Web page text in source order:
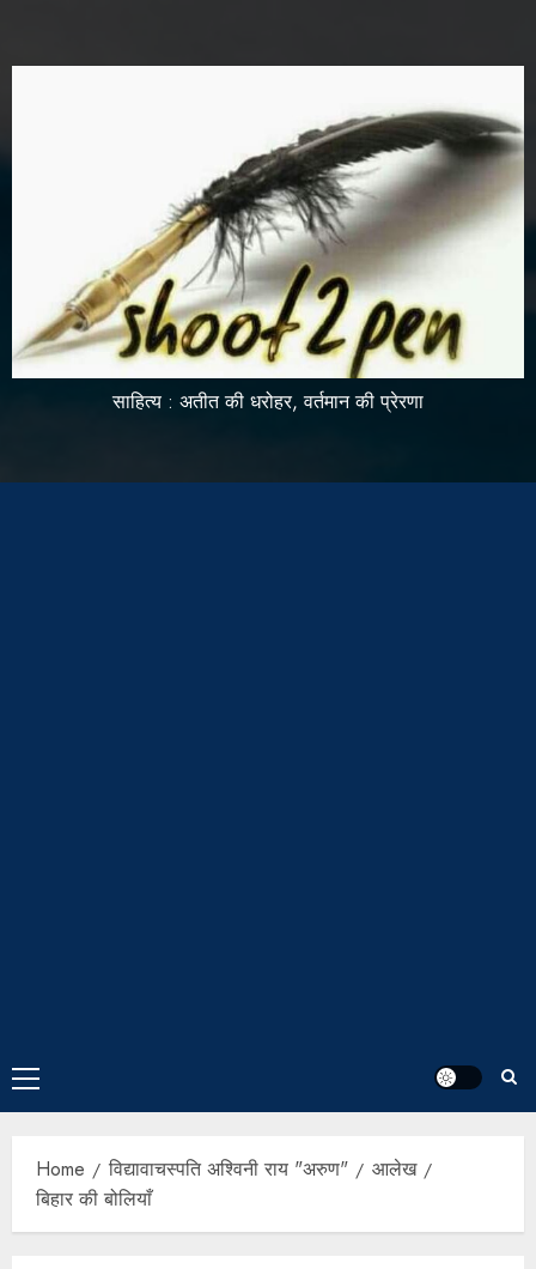
साहित्य : अतीत की धरोहर, वर्तमान की प्रेरणा
Home विद्यावाचस्पति अश्विनी राय "अरुण"
आलेख
बिहार की बोलियाँ